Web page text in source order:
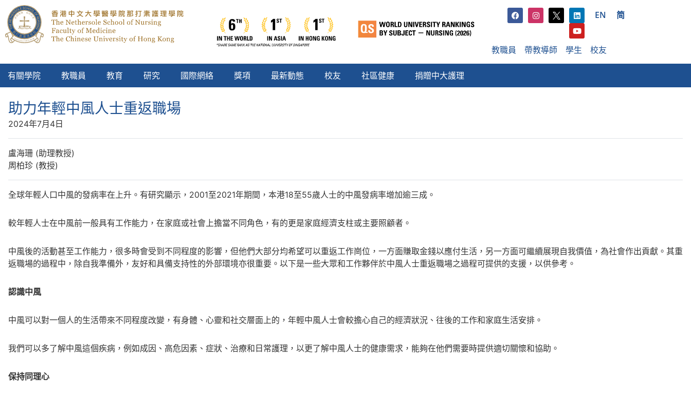
EN 简
教職員 帶教導師 學生 校友
有關學院 教職員 教育 研究 國際網絡 獎項 最新動態 校友 社區健康 捐贈中大護理
助力年輕中風人士重返職場
2024年7月4日
盧海珊 (助理教授)
周柏珍 (教授)
全球年輕人口中風的發病率在上升。有研究顯示，2001至2021年期間，本港18至55歲人士的中風發病率增加逾三成。
較年輕人士在中風前一般具有工作能力，在家庭或社會上擔當不同角色，有的更是家庭經濟支柱或主要照顧者。
中風後的活動甚至工作能力，很多時會受到不同程度的影響，但他們大部分均希望可以重返工作崗位，一方面賺取金錢以應付生活，另一方面可繼續展現自我價值，為社會作出貢獻。其重
返職場的過程中，除自我準備外，友好和具備支持性的外部環境亦很重要。以下是一些大眾和工作夥伴於中風人士重返職場之過程可提供的支援，以供參考。
認識中風
中風可以對一個人的生活帶來不同程度改變，有身體、心靈和社交層面上的，年輕中風人士會較擔心自己的經濟狀況、往後的工作和家庭生活安排。
我們可以多了解中風這個疾病，例如成因、高危因素、症狀、治療和日常護理，以更了解中風人士的健康需求，能夠在他們需要時提供適切關懷和協助。
保持同理心